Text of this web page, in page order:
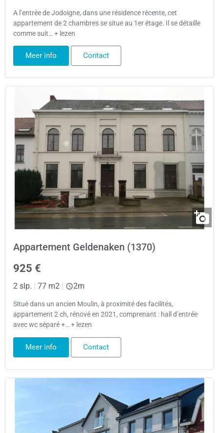
A l’entrée de Jodoigne, dans une résidence récente, cet
appartement de 2 chambres se situe au 1er étage. Il se détaille
comme suit… + lezen
Meer info Contact
Appartement Geldenaken (1370)
925 €
2 slp. | 77 m2 | 2m
Situé dans un ancien Moulin, à proximité des facilités,
appartement 2 ch, rénové en 2021, comprenant : hall d’entrée
avec wc séparé +… + lezen
Meer info Contact